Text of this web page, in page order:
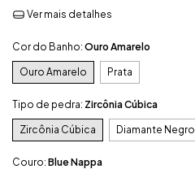
Ver mais detalhes
Cor do Banho: Ouro Amarelo
Ouro Amarelo Prata
Tipo de pedra: Zircônia Cúbica
Zircônia Cúbica Diamante Negro
Couro: Blue Nappa